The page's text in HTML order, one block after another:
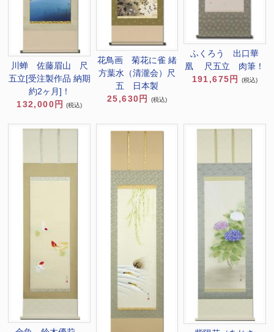
川蝉 佐藤眉山 尺
五立[受注製作品 納期
約2ヶ月]！
132,000円
(税込)
花鳥画 菊花に雀 緒
方葉水（清瀧会）尺
五 日本製
25,630円
(税込)
ふくろう 出口華
凰 尺五立 肉筆！
191,675円
(税込)